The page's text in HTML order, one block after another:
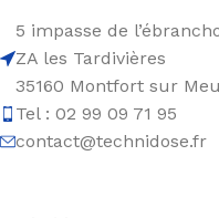
5 impasse de
ZA les Tardivières
35160 Montfort sur Meu
Tel : 02 99 09 71 95
contact@technidose.fr